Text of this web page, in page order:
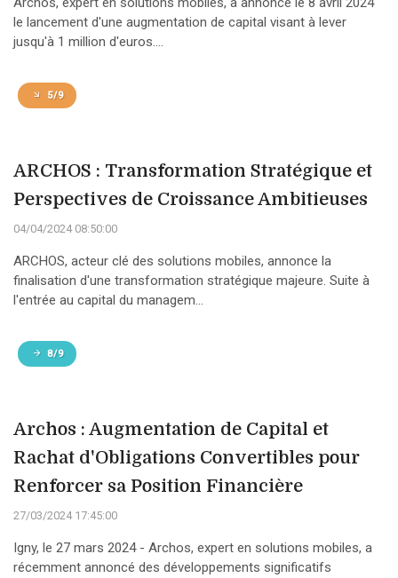
le lancement d'une augmentation de capital visant à lever
jusqu'à 1 million d'euros....
5/9
ARCHOS : Transformation Stratégique et
Perspectives de Croissance Ambitieuses
04/04/2024 08:50:00
ARCHOS, acteur clé des solutions mobiles, annonce la
finalisation d'une transformation stratégique majeure. Suite à
l'entrée au capital du managem...
8/9
Archos : Augmentation de Capital et
Rachat d'Obligations Convertibles pour
Renforcer sa Position Financière
27/03/2024 17:45:00
Igny, le 27 mars 2024 - Archos, expert en solutions mobiles, a
récemment annoncé des développements significatifs